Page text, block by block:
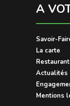
A
Savoir-
La carte
Actualités
Mentions